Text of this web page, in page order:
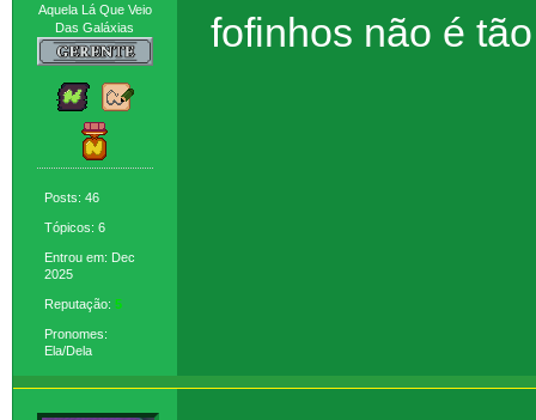
Aquela Lá Que Veio
Das Galáxias
Posts: 46
Tópicos: 6
Entrou em: Dec
2025
Reputação: 5
Pronomes:
Ela/Dela
fofinhos não é